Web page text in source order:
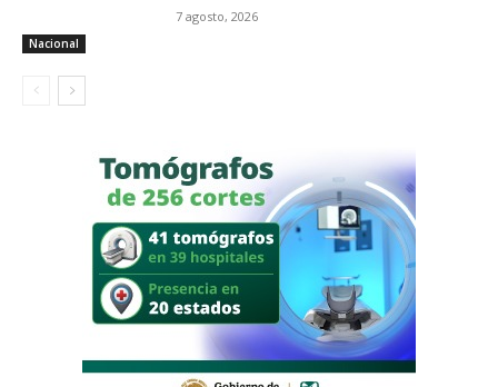
Nacional
7 agosto, 2026